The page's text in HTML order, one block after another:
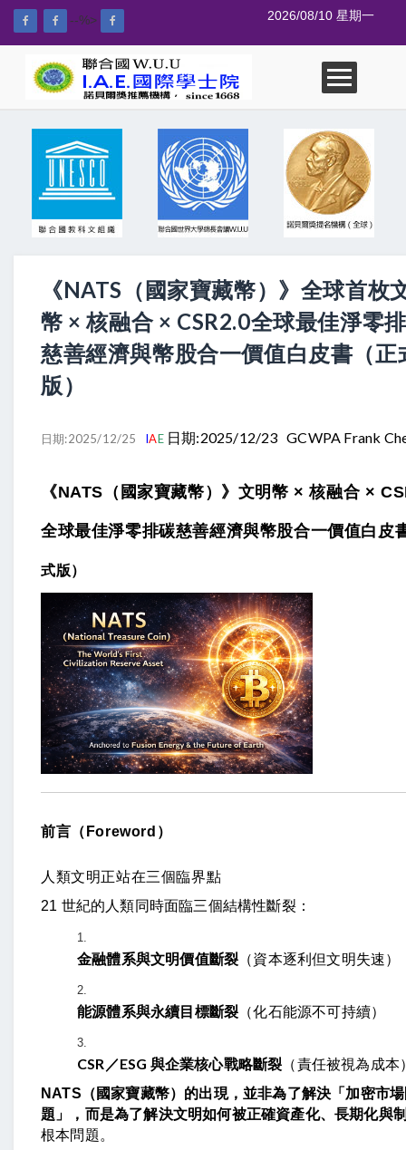
--%> 2026/08/10 星期一
《NATS（國家寶藏幣）》全球首枚
幣 × 核融合 × CSR2.0全球最佳淨零
慈善經濟與幣股合一價值白皮書（正
版）
日期:2025/12/25 IAE 日期:2025/12/23 GCWPA Frank
《NATS（國家寶藏幣）》文明幣 × 核融合 ×
全球最佳淨零排碳慈善經濟與幣股合一價值白皮
式版）
前言（Foreword）
人類文明正站在三個臨界點
21 世紀的人類同時面臨三個結構性斷裂：
金融體系與文明價值斷裂 （資本逐利但文明失速）
能源體系與永續目標斷裂 （化石能源不可持續）
CSR／ESG 與企業核心戰略斷裂 （責任被視為成本
NATS（國家寶藏幣） 的出現，並非為了解決「加密市
題」，而是為了解決文明如何被正確資產化、長期化與
根本問題。